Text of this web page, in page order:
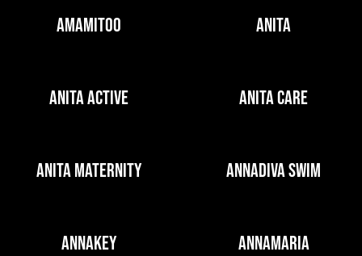
AMAMITOO ANITA
ANITA ACTIVE ANITA CARE
ANITA MATERNITY ANNADIVA SWIM
ANNAKEY ANNAMARIA